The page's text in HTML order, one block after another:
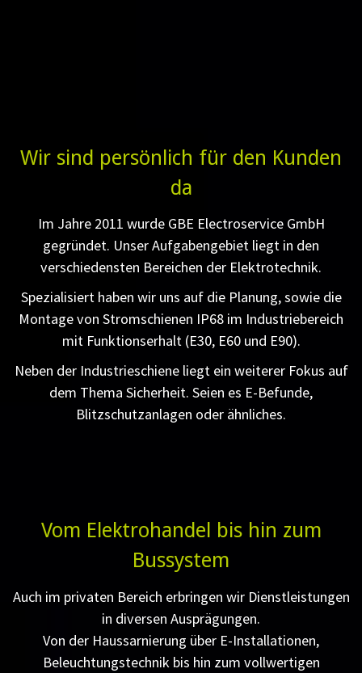
Wir sind persönlich für den Kunden
da
Im Jahre 2011 wurde GBE Electroservice GmbH
gegründet. Unser Aufgabengebiet liegt in den
verschiedensten Bereichen der Elektrotechnik.
Spezialisiert haben wir uns auf die Planung, sowie die
Montage von Stromschienen IP68 im Industriebereich
mit Funktionserhalt (E30, E60 und E90).
Neben der Industrieschiene liegt ein weiterer Fokus auf
dem Thema Sicherheit. Seien es E-Befunde,
Blitzschutzanlagen oder ähnliches.
Vom Elektrohandel bis hin zum
Bussystem
Auch im privaten Bereich erbringen wir Dienstleistungen
in diversen Ausprägungen.
Von der Haussarnierung über E-Installationen,
Beleuchtungstechnik bis hin zum vollwertigen